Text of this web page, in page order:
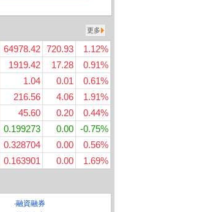
更多
64978.42 720.93
1.12%
1919.42 17.28
0.91%
1.04 0.01
0.61%
216.56 4.06
1.91%
45.60 0.20
0.44%
0.199273 0.00
-0.75%
0.328704 0.00
0.56%
0.163901 0.00 1.69%
‧融資融券